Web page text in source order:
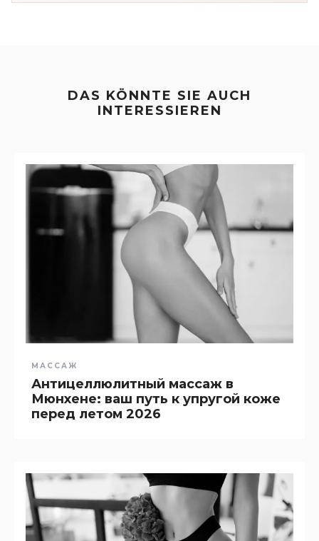
DAS KÖNNTE SIE AUCH
INTERESSIEREN
МАССАЖ
Антицеллюлитный массаж в
Мюнхене: ваш путь к упругой коже
перед летом 2026